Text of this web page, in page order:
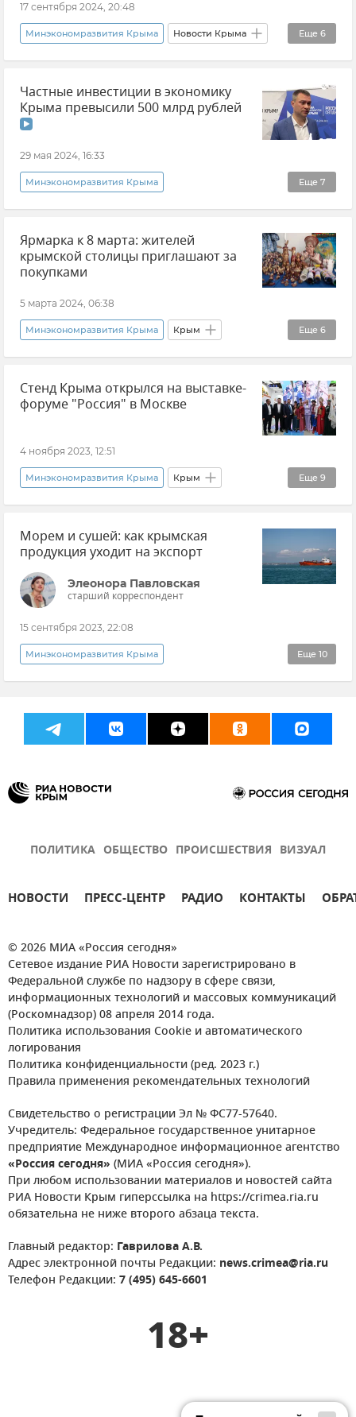
17 сентября 2024, 20:48
Еще 6
Минэкономразвития Крыма Новости Крыма
Крым Продукты Еда Сыры
Крымские сыры Господдержка
Частные инвестиции в экономику
Крыма превысили 500 млрд рублей
29 мая 2024, 16:33
Еще 7
Минэкономразвития Крыма
Эксклюзивы РИА Новости Крым
Дмитрий Шеряко Инвестиции
Экономика Крыма Сельское хозяйство
Ярмарка к 8 марта: жителей
крымской столицы приглашают за
покупками
5 марта 2024, 06:38
Еще 6
Минэкономразвития Крыма Крым
Ярмарка Общество Торговля
Симферополь Городская среда
Стенд Крыма открылся на выставке-
форуме "Россия" в Москве
4 ноября 2023, 12:51
Еще 9
Минэкономразвития Крыма Крым
Ирина Кивико Вадим Волченко
Минтуризма Крыма Минфин Крыма
Международная выставка-форум «Россия»
Общество
Морем и сушей: как крымская
продукция уходит на экспорт
Элеонора Павловская
старший корреспондент
15 сентября 2023, 22:08
Еще 10
Минэкономразвития Крыма
Эксклюзивы РИА Новости Крым Крым
Ирина Кивико Новости Крыма
Минфин Крыма
ПОЛИТИКА ОБЩЕСТВО ПРОИСШЕСТВИЯ ВИЗУАЛ
НОВОСТИ ПРЕСС-ЦЕНТР РАДИО КОНТАКТЫ
© 2026 МИА «Россия сегодня»
Сетевое издание РИА Новости зарегистрировано в
Федеральной службе по надзору в сфере связи,
информационных технологий и массовых коммуникаций
(Роскомнадзор) 08 апреля 2014 года.
Политика использования Cookie и автоматического
логирования
Политика конфиденциальности (ред. 2023 г.)
Правила применения рекомендательных технологий
Свидетельство о регистрации Эл № ФС77-57640.
Учредитель: Федеральное государственное унитарное
предприятие Международное информационное агентство
«Россия сегодня» (МИА «Россия сегодня»).
При любом использовании материалов и новостей сайта
РИА Новости Крым гиперссылка на https://crimea.ria.ru
обязательна не ниже второго абзаца текста.
Главный редактор: Гаврилова А.В.
Адрес электронной почты Редакции: news.crimea@ria.ru
Телефон Редакции: 7 (495) 645-6601
18+